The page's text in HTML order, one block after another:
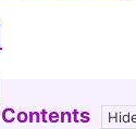
Contents